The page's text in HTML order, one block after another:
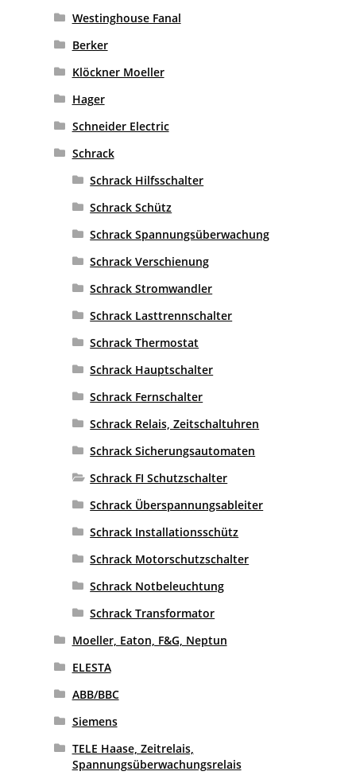
Westinghouse Fanal
Berker
Klöckner Moeller
Hager
Schneider Electric
Schrack
Schrack Hilfsschalter
Schrack Schütz
Schrack Spannungsüberwachung
Schrack Verschienung
Schrack Stromwandler
Schrack Lasttrennschalter
Schrack Thermostat
Schrack Hauptschalter
Schrack Fernschalter
Schrack Relais, Zeitschaltuhren
Schrack Sicherungsautomaten
Schrack FI Schutzschalter
Schrack Überspannungsableiter
Schrack Installationsschütz
Schrack Motorschutzschalter
Schrack Notbeleuchtung
Schrack Transformator
Moeller, Eaton, F&G, Neptun
ELESTA
ABB/BBC
Siemens
TELE Haase, Zeitrelais,
Spannungsüberwachungsrelais